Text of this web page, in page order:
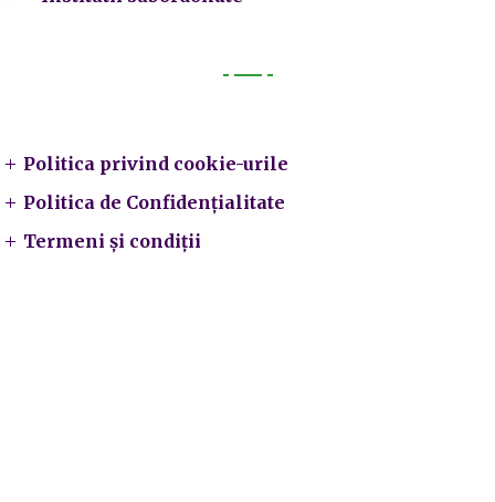
Politica privind cookie-urile
Politica de Confidențialitate
Termeni și condiții